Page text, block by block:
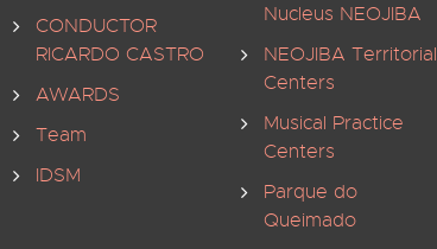
CONDUCTOR
RICARDO CASTRO
AWARDS
Team
IDSM
Nucleus NEOJIBA
NEOJIBA Territorial
Centers
Musical Practice
Centers
Parque do
Queimado